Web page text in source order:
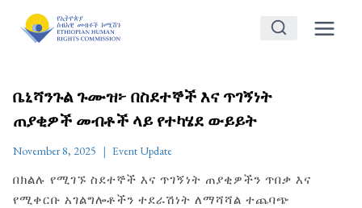
ቤኒሻንጉል ጉሙዝ፦ በስደተኞች እና ጥገኝነት
ጠያቂዎች መብቶች ላይ የተካሄደ ውይይት
November 8, 2025 Event Update
በክልሉ የሚገኙ ስደተኞች እና ጥገኝነት ጠያቂዎችን ጥበቃ እና
የሚቀርቡ አገልግሎቶችን ተደራሽነት ለማሻሻል ተጨባጭ